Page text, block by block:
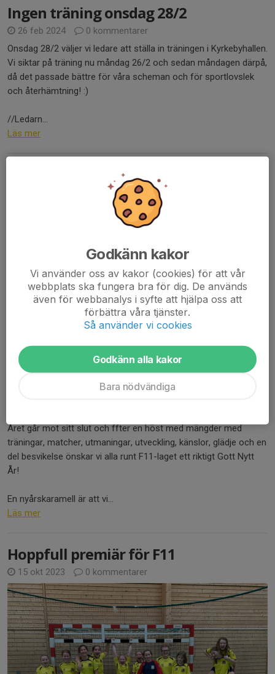
Ingen träning onsdag 28/2
26 feb 2024
0 kommentarer
Onsdag 28/2 väljer vi ledare att ställa in träningen i Kyrkebyhallen.
Vi siktar på träning nu måndag 26/2 och sedan måndagen därpå,
då det passade bättre för våra scheman och för sportlovslek
och återhämtning! :)
//Ledarn...
Läs mer
Gott Nytt År - njut av fest och tagga
0 kommentarer
Året går mot sitt slut och ffter en höst med mängder med
träningar, matcher, utmaningar, utveckling, känslor, glädje och en
del besvikelse önskar vi alla runt F11-laget ett riktigt Gott Nytt
År!
En nyårskaramell är att vi...
Läs mer
Hoppfull premiär för F11
15 okt 2023 0 kommentarer
Godkänn kakor
Vi använder oss av kakor (cookies) för att vår
webbplats ska fungera bra för dig. De används
även för webbanalys i syfte att hjälpa oss att
förbättra våra tjänster.
Så använder vi cookies
Godkänn alla kakor
Bara nödvändiga